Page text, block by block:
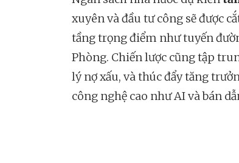
xuyên và đầu tư công sẽ được
tầng trọng điểm như tuyến
Phòng. Chiến lược cũng tập
lý nợ xấu, và thúc đẩy tăng
công nghệ cao như AI và bán